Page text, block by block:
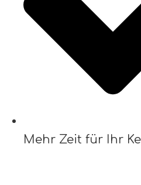
Mehr Zeit für Ihr